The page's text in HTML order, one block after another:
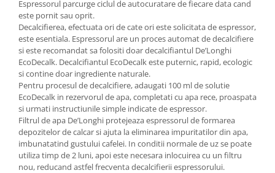
Espressorul parcurge ciclul de autocuratare de fiecare data cand
este pornit sau oprit.
Decalcifierea, efectuata ori de cate ori este solicitata de espressor,
este esentiala. Espressorul are un proces automat de decalcifiere
si este recomandat sa folositi doar decalcifiantul De’Longhi
EcoDecalk. Decalcifiantul EcoDecalk este puternic, rapid, ecologic
si contine doar ingrediente naturale.
Pentru procesul de decalcifiere, adaugati 100 ml de solutie
EcoDecalk in rezervorul de apa, completati cu apa rece, proaspata
si urmati instructiunile simple indicate de espressor.
Filtrul de apa De’Longhi protejeaza espressorul de formarea
depozitelor de calcar si ajuta la eliminarea impuritatilor din apa,
imbunatatind gustului cafelei. In conditii normale de uz se poate
utiliza timp de 2 luni, apoi este necesara inlocuirea cu un filtru
nou, reducand astfel frecventa decalcifierii espressorului.